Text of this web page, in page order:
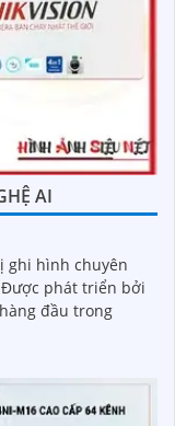
AI
ghi hình chuyên
đầu trong